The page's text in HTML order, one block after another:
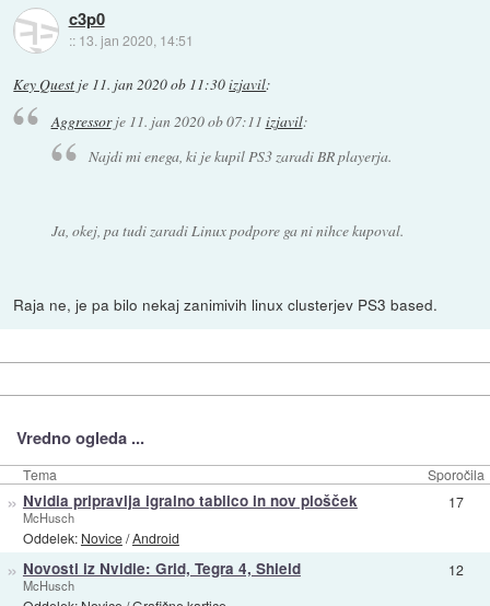
c3p0
:: 13. jan 2020, 14:51
Key Quest je 11. jan 2020 ob 11:30izjavil:
Aggressorje 11. jan 2020 ob 07:11 izjavil:
Najdi mi enega, ki je kupil PS3 zaradi BR playerja.
Ja, okej, pa tudi zaradi Linux podpore ga ni nihce kupoval.
Raja ne, je pa bilo nekaj zanimivih linux clusterjev PS3 based.
Vredno ogleda ...
Tema Sporočila
» Nvidia pripravlja igralno tablico in nov plošček
McHusch
Oddelek: Novice/Android
17
» Novosti iz Nvidie: Grid, Tegra 4, Shield
McHusch
12